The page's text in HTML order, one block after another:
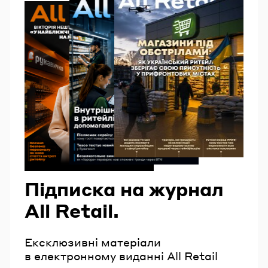
Підписка на журнал
All Retail.
Ексклюзивні матеріали
в електронному виданні All Retail